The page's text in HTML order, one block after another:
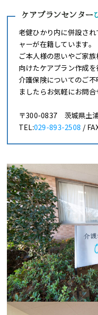
ケアプランセンター
老健ひかり内に併設さ
ャーが在籍しています。
ご本人様の思いやご家
向けたケアプラン作成を
介護保険についてのご
ましたらお気軽にお問合
〒300-0837 茨城県土
TEL:029-893-2508 /